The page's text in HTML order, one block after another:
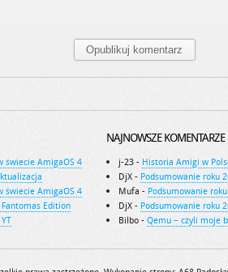
świecie AmigaOS 4
świecie AmigaOS 4
Edition
NAJNOWSZE KOMENTARZE
j-23 - Historia Amigi w
DjX - Podsumowanie roku
Mufa - Podsumowanie
DjX - Podsumowanie roku
Bilbo - Qemu – czyli moje